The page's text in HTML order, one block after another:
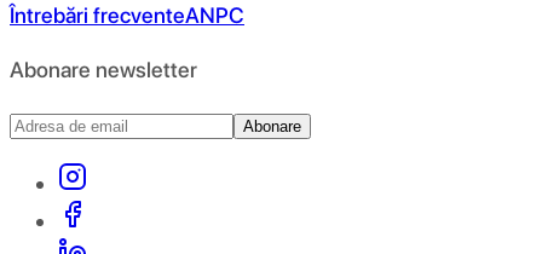
Întrebări frecventeANPC
Abonare newsletter
Abonare